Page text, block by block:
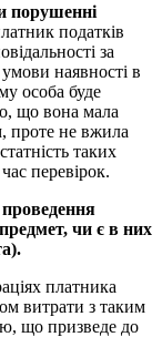
порушенні
податків
за
наявності в
особа буде
що вона мала
проте не вжила
таких
перевірок.
чи є в них
платника
витрати з таким
що призведе до